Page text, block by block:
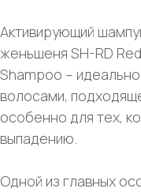
Активирующий
женьшеня SH-RD
Shampoo –
волосами,
особенно для тех,
выпадению.
Одной из главных